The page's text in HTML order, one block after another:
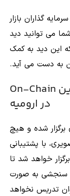
گذاران بازار
می توانید دید
این دید به کمک
به دست می آید.
دوره آنلاین آموزش تحلیل آنچین On-Chain
در ارومیه
شده و هیچ
با پشتیبانی
خواهد شد تا
سنجشی به صورت
تدریس نخواهد